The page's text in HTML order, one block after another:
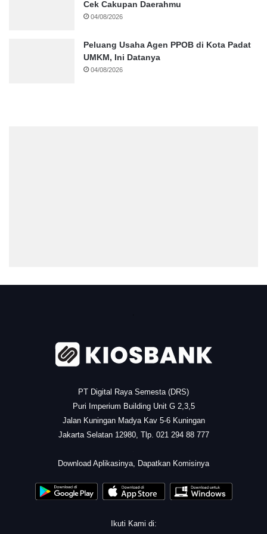
Cek Cakupan Daerahmu
04/08/2026
Peluang Usaha Agen PPOB di Kota Padat
UMKM, Ini Datanya
04/08/2026
PT Digital Raya Semesta (DRS)
Puri Imperium Building Unit G 2,3,5
Jalan Kuningan Madya Kav 5-6 Kuningan
Jakarta Selatan 12980, Tlp. 021 294 88 777
Download Aplikasinya, Dapatkan Komisinya
Ikuti Kami di: